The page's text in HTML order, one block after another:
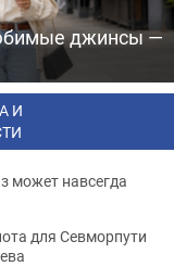
джинсы —
И
может навсегда
для Севморпути